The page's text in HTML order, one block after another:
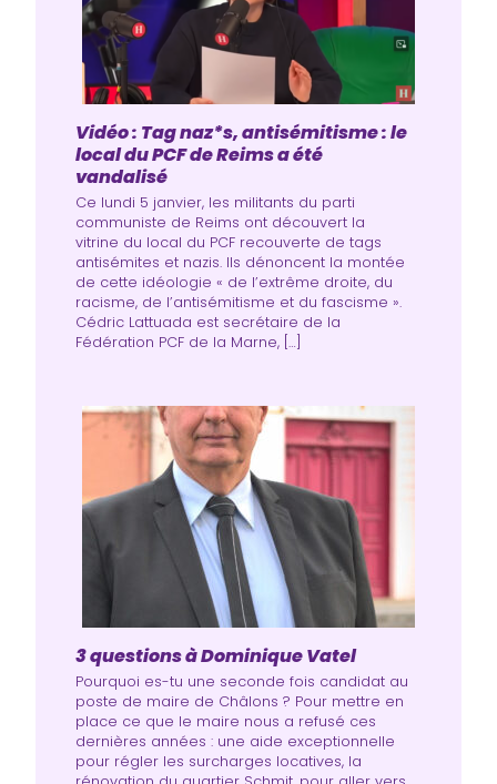
Vidéo : Tag naz*s, antisémitisme : le
local du PCF de Reims a été
vandalisé
Ce lundi 5 janvier, les militants du parti
communiste de Reims ont découvert la
vitrine du local du PCF recouverte de tags
antisémites et nazis. Ils dénoncent la montée
de cette idéologie « de l’extrême droite, du
racisme, de l’antisémitisme et du fascisme ».
Cédric Lattuada est secrétaire de la
Fédération PCF de la Marne, […]
3 questions à Dominique Vatel
Pourquoi es-tu une seconde fois candidat au
poste de maire de Châlons ? Pour mettre en
place ce que le maire nous a refusé ces
dernières années : une aide exceptionnelle
pour régler les surcharges locatives, la